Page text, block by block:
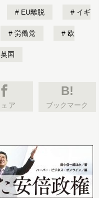
EU離脱 イギ
労働党 欧
英国
B!
ブックマーク